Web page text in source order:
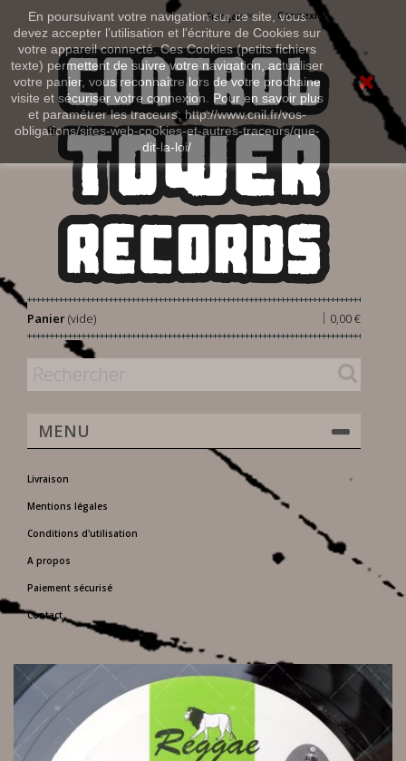
En poursuivant votre navigation sur ce site, vous
devez accepter l’utilisation et l'écriture de Cookies sur
votre appareil connecté. Ces Cookies (petits fichiers
texte) permettent de suivre votre navigation, actualiser
votre panier, vous reconnaitre lors de votre prochaine
visite et sécuriser votre connexion. Pour en savoir plus
et paramétrer les traceurs: http://www.cnil.fr/vos-
obligations/sites-web-cookies-et-autres-traceurs/que-
dit-la-loi/
Connexion
Français
Panier 0,00 €
|
(vide)
MENU
Livraison
Mentions légales
Conditions d'utilisation
A propos
Paiement sécurisé
Contact